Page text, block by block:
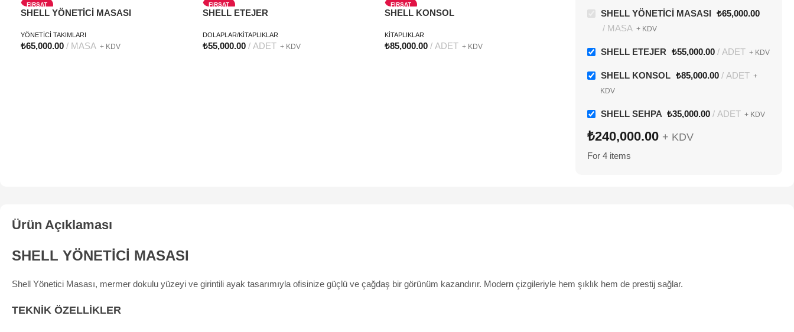
FIRSAT
YENI
SHELL YÖNETİCİ MASASI
YÖNETİCİ TAKIMLARI
₺65,000.00 MASA + KDV
FIRSAT
YENI
SHELL ETEJER
DOLAPLAR/KİTAPLIKLAR
₺55,000.00 ADET + KDV
FIRSAT
YENI
SHELL KONSOL
KİTAPLIKLAR
₺85,000.00 ADET + KDV
YENI
SHELL SEHPA
35,000.00 + KDV
SHELL YÖNETİCİ MASASI ₺65,000.00
MASA + KDV
SHELL ETEJER ₺55,000.00 ADET + KDV
SHELL KONSOL ₺85,000.00 ADET +
KDV
SHELL SEHPA ₺35,000.00 ADET + KDV
₺240,000.00 + KDV
For 4 items
Ürün Açıklaması
SHELL YÖNETİCİ MASASI
Shell Yönetici Masası, mermer dokulu yüzeyi ve girintili ayak tasarımıyla ofisinize güçlü ve çağdaş bir görünüm kazandırır. Modern çizgileriyle hem şıklık hem de prestij sağlar.
TEKNİK ÖZELLİKLER